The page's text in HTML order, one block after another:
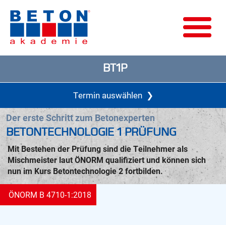
Der erste Schritt zum Betonexperten
BETONTECHNOLOGIE 1 PRÜFUNG
Mit Bestehen der Prüfung sind die Teilnehmer als
Mischmeister laut ÖNORM qualifiziert und können sich
nun im Kurs Betontechnologie 2 fortbilden.
BT1P
Termin auswählen❯
ÖNORM B 4710-1:2018